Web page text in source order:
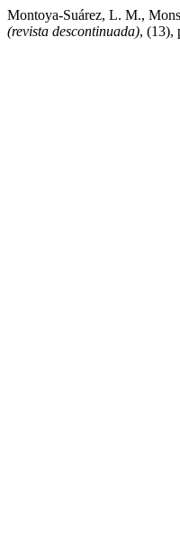
Montoya-Suárez, L. M.,
(revista descontinuada), (13),